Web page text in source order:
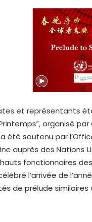
r
i
e
l
et représentants
organisé par
été soutenu par
auprès des Nations
fonctionnaires
l’arrivée de
de prélude similaires